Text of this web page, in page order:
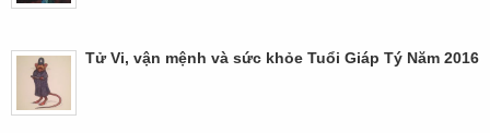
Tử Vi, vận mệnh và sức khỏe Tuổi Giáp Tý Năm 2016